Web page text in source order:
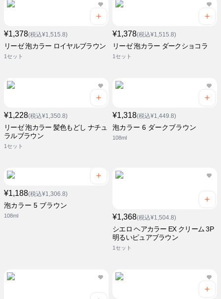
¥1,378(税込¥1,515.8)
リーゼ 泡カラー ロイヤルブラウン
1セット
¥1,378(税込¥1,515.8)
リーゼ 泡カラー ダークショコラ
1セット
¥1,228(税込¥1,350.8)
リーゼ 泡カラー 髪色もどし ナチュ
ラルブラウン
1セット
¥1,318(税込¥1,449.8)
泡カラー 6 ダークブラウン
108ml
¥1,188(税込¥1,306.8)
泡カラー 5 ブラウン
108ml ¥1,368(税込¥1,504.8)
シエロ ヘアカラー EX クリーム 3P
明るいピュアブラウン
1セット